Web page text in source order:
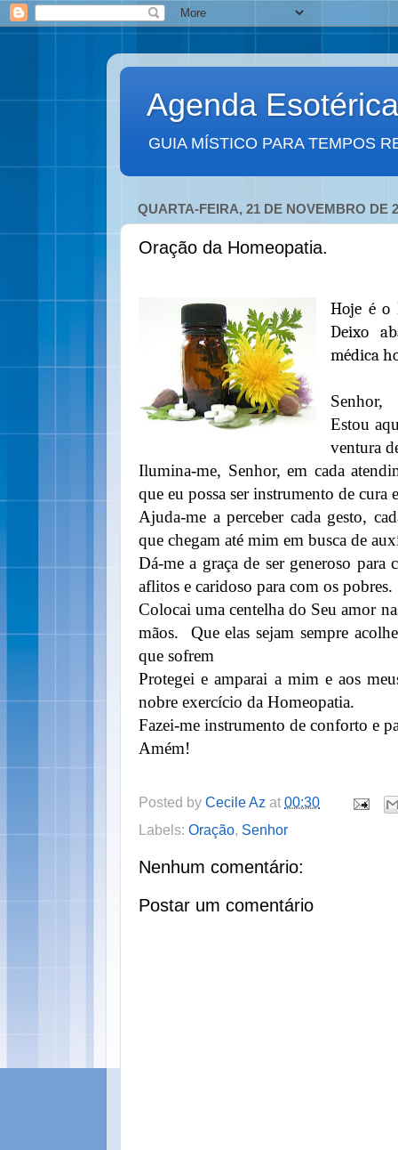
Agenda Esotérica
GUIA MÍSTICO PARA TEMPOS
QUARTA-FEIRA, 21 DE NOVEMBRO DE
Oração da Homeopatia.
Hoje é o
Deixo
médica
Senhor,
Estou
ventura
Ilumina-me, Senhor, em cada
que eu possa ser instrumento de cura
Ajuda-me a perceber cada gesto,
que chegam até mim em busca de
Dá-me a graça de ser generoso para
aflitos e caridoso para com os pobres.
Colocai uma centelha do Seu amor
mãos. Que elas sejam sempre
que sofrem
Protegei e amparai a mim e aos
nobre exercício da Homeopatia.
Fazei-me instrumento de conforto e
Amém!
Posted by Cecile Az at 00:30
Labels: Oração, Senhor
Nenhum comentário:
Postar um comentário